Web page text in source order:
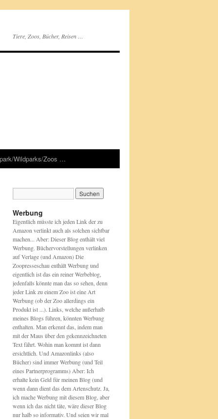
Tiere, Zoos, Bücher, Reisen …
Wildparks/Zoos …
Werbung
Eigentlich müsste ich jeden Link der zu
Amazon verlinkt auch als solchen sichtbar
machen... Aber: Dieser Blog enthält viel
Werbung. Büchervorstellungen verlinken
auf Verlage (und Amazon) Die
Zoopresseschau enthält Werbung und
eigentlich ist das ein reiner Werbeblog,
jedenfalls könnte man das so sehen, denn
jeder Link zu einem Zoo ist eine Art
Werbung (ob der Zoo allerdings ein
Produkt ist ...). Links, welche außerhalb
meines Blogs führen, könnten Werbung
enthalten. Man erkennt das, indem man
mit der Maus über den gekennzeichneten
Text fährt. Wohin man kommt ist dann
ersichtlich. Und Amazonlinks (also
Bücher) sind immer Werbung (und Teil
eines Partnerprogramms) Aber: Ich
erhalte kein Geld für meinen Blog (und
wenn dann dient das dem Artenschutz. Ja,
ich mache Werbung mit diesem Blog, aber
wenn ich das nicht täte, wäre dieser Blog
nur halb so informativ. Und seien wir mal